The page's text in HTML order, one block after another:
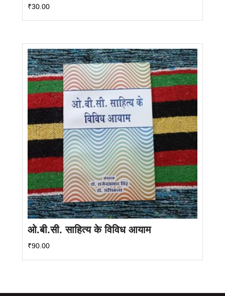
₹30.00
ओ.बी.सी. साहित्य के विविध आयाम
₹90.00